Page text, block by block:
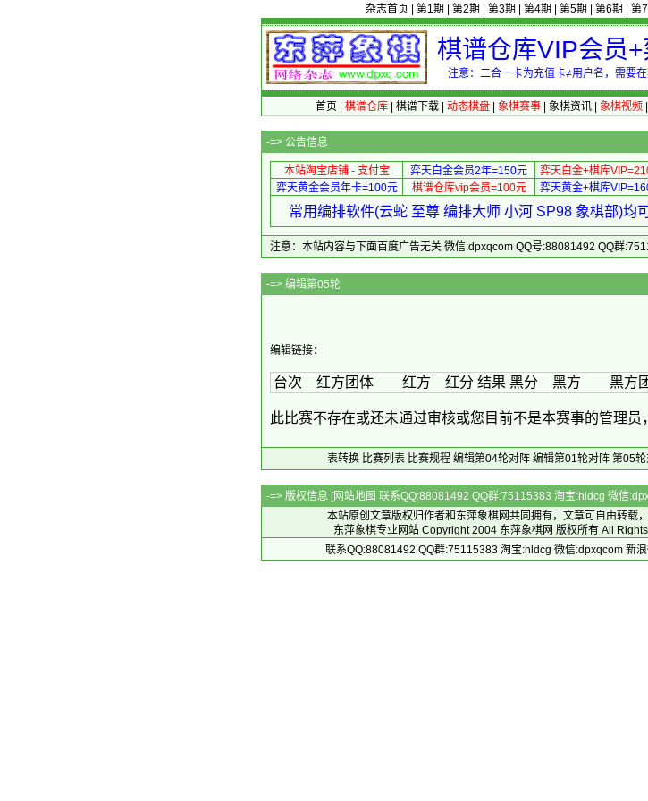
杂志首页 第1期 第2期 第3期 第4期 第5期 第6期 第
棋谱仓库VIP会员
注意：二合一卡为充值卡≠用户名，需要在
首页 棋谱仓库| 棋谱下载| 动态棋盘| 象棋赛事| 象棋资讯| 象棋视频
-=> 公告信息
本站淘宝店铺 - 支付宝 弈天白金会员2年=150元 弈天白金+棋库
弈天黄金会员年卡=100元
棋谱仓库vip会员=100元 弈天黄金+棋库
常用编排软件(云蛇 至尊 编排大师 小河 SP98 象棋部)均
注意：本站内容与下面百度广告无关 微信:dpxqcom QQ号:88081492 QQ群
-=> 编辑第
编辑链接：
台次 红方团体 红方 红分 结果 黑分 黑方 黑
此比赛不存在或还未通过审核或您目前不是本赛事的管理员
表转换 比赛列表 比赛规程 编辑第04轮对阵 编辑第01轮对阵 第05轮
-=> 版权信息 [网站地图 联系QQ:88081492 QQ群:75115383 淘宝:hldcg 微信
本站原创文章版权归作者和 东萍象棋网共同拥有，文章可自由转载
东萍象棋专业网站 Copyright 2004 东萍象棋网 版权所有 All
联系QQ:88081492 QQ群:75115383 淘宝:hldcg 微信:dpxqcom 新